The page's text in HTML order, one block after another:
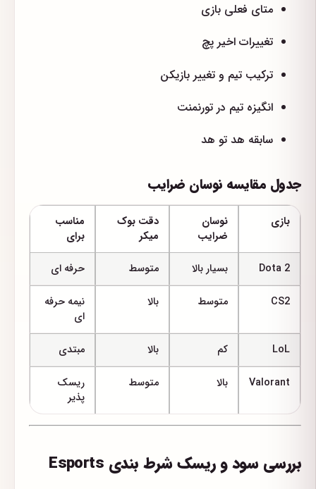
متای فعلی بازی
تغییرات اخیر پچ
ترکیب تیم و تغییر بازیکن
انگیزه تیم در تورنمنت
سابقه هد تو هد
جدول مقایسه نوسان ضرایب
بازی
نوسان
ضرایب
دقت بوک
میکر
مناسب
برای
Dota 2
بسیار بالا متوسط حرفه ای
CS2 متوسط بالا
نیمه حرفه
ای
LoL کم بالا مبتدی
Valorant بالا متوسط
ریسک
پذیر
بررسی سود و ریسک شرط بندی Esports